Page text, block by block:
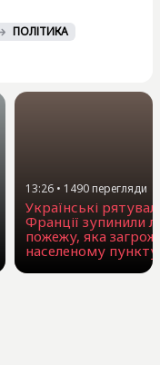
ПОЛІТИКА
13:26 • 1490перегляди
Українські
Франції зупинили
пожежу, яка
населеному пункту